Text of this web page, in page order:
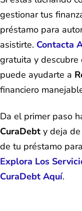
gestionar tus
préstamo para
asistirte. Contacta
gratuita y descubre
puede ayudarte a
financiero
Da el primer paso
CuraDebt y deja
de tu préstamo
Explora Los
CuraDebt Aquí.